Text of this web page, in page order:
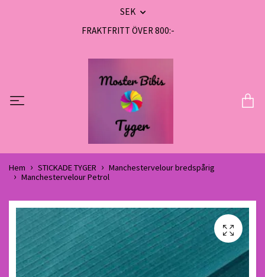
SEK
FRAKTFRITT ÖVER 800:-
Hem STICKADE TYGER
Manchestervelour bredspårig
Manchestervelour Petrol